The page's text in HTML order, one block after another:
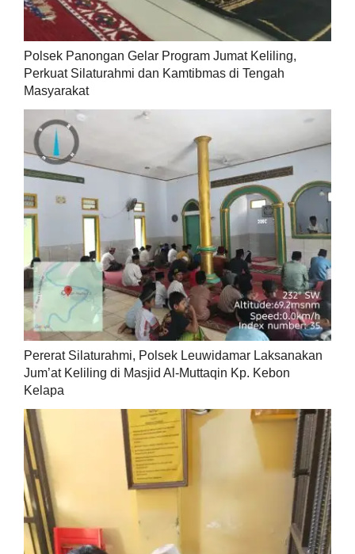
Polsek Panongan Gelar Program Jumat Keliling,
Perkuat Silaturahmi dan Kamtibmas di Tengah
Masyarakat
Pererat Silaturahmi, Polsek Leuwidamar Laksanakan
Jum’at Keliling di Masjid Al-Muttaqin Kp. Kebon
Kelapa